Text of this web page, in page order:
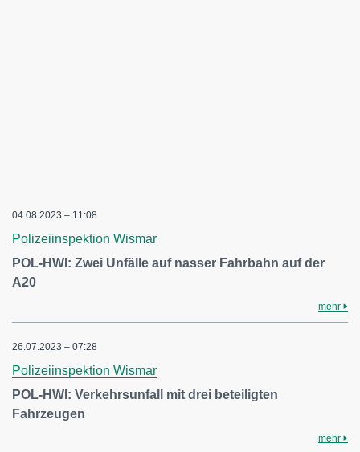
04.08.2023 – 11:08
Polizeiinspektion Wismar
POL-HWI: Zwei Unfälle auf nasser Fahrbahn auf der
A20
mehr
26.07.2023 – 07:28
Polizeiinspektion Wismar
POL-HWI: Verkehrsunfall mit drei beteiligten
Fahrzeugen
mehr